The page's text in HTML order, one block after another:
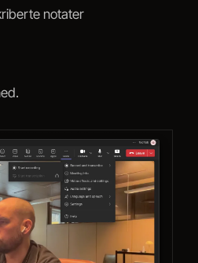
notater